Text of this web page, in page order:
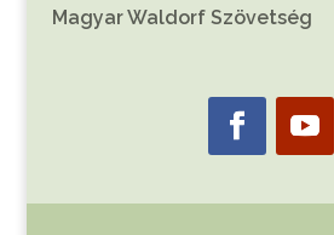
Magyar Waldorf Szövetség